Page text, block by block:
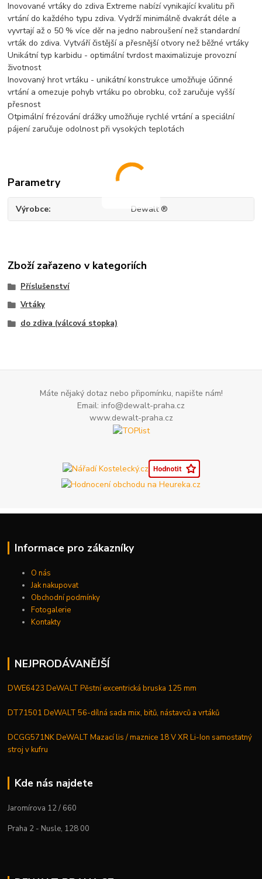
Inovované vrtáky do zdiva Extreme nabízí vynikající kvalitu při
vrtání do každého typu zdiva. Vydrží minimálně dvakrát déle a
vyvrtají až o 50 % více děr na jedno nabroušení než standardní
vrták do zdiva. Vytváří čistější a přesnější otvory než běžné vrtáky
Unikátní typ karbidu - optimální tvrdost maximalizuje provozní
životnost
Inovovaný hrot vrtáku - unikátní konstrukce umožňuje účinné
vrtání a omezuje pohyb vrtáku po obrobku, což zaručuje vyšší
přesnost
Otpimální frézování drážky umožňuje rychlé vrtání a speciální
pájení zaručuje odolnost při vysokých teplotách
Parametry
Výrobce Dewalt ®
Zboží zařazeno v kategoriích
Příslušenství
Vrtáky
do zdiva (válcová stopka)
Máte nějaký dotaz nebo připomínku, napište nám!
Email: info@dewalt-praha.cz
www.dewalt-praha.cz
Informace pro zákazníky
O nás
Jak nakupovat
Obchodní podmínky
Fotogalerie
Kontakty
NEJPRODÁVANĚJŠÍ
DWE6423 DeWALT Pěstní excentrická bruska 125 mm
DT71501 DeWALT 56-dílná sada mix, bitů, nástavců a vrtáků
DCGG571NK DeWALT Mazací lis / maznice 18 V XR Li-Ion samostatný
stroj v kufru
Kde nás najdete
Jaromírova 12 / 660
Praha 2 - Nusle, 128 00